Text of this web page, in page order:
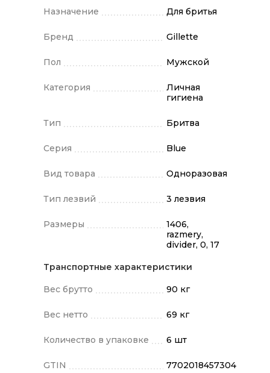
Назначение Для бритья
Бренд Gillette
Пол Мужской
Категория
Личная
гигиена
Тип Бритва
Серия Blue
Вид товара Одноразовая
Тип лезвий 3 лезвия
Размеры
1406,
razmery,
divider, 0, 17
Транспортные характеристики
Вес брутто 90 кг
Вес нетто 69 кг
Количество в упаковке 6 шт
GTIN 7702018457304